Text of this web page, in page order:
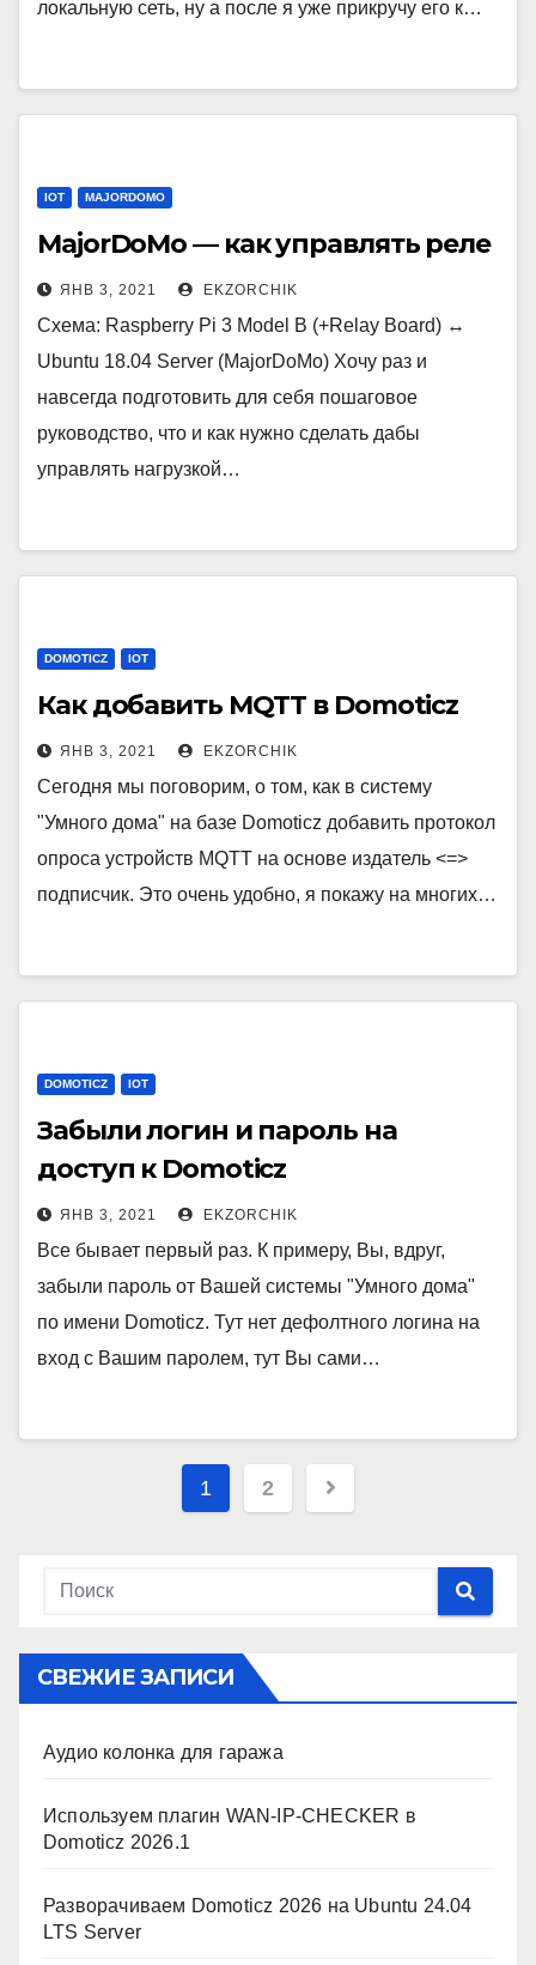
локальную сеть, ну а после я уже прикручу его к…
IOT MAJORDOMO
MajorDoMo — как управлять реле
ЯНВ 3, 2021 EKZORCHIK
Схема: Raspberry Pi 3 Model B (+Relay Board) ↔
Ubuntu 18.04 Server (MajorDoMo) Хочу раз и
навсегда подготовить для себя пошаговое
руководство, что и как нужно сделать дабы
управлять нагрузкой…
DOMOTICZ IOT
Как добавить MQTT в Domoticz
ЯНВ 3, 2021 EKZORCHIK
Сегодня мы поговорим, о том, как в систему
"Умного дома" на базе Domoticz добавить протокол
опроса устройств MQTT на основе издатель <=>
подписчик. Это очень удобно, я покажу на многих…
DOMOTICZ IOT
Забыли логин и пароль на
доступ к Domoticz
ЯНВ 3, 2021 EKZORCHIK
Все бывает первый раз. К примеру, Вы, вдруг,
забыли пароль от Вашей системы "Умного дома"
по имени Domoticz. Тут нет дефолтного логина на
вход с Вашим паролем, тут Вы сами…
Пагинация
1 2
СВЕЖИЕ ЗАПИСИ
Аудио колонка для гаража
Используем плагин WAN-IP-CHECKER в
Domoticz 2026.1
Разворачиваем Domoticz 2026 на Ubuntu 24.04
LTS Server